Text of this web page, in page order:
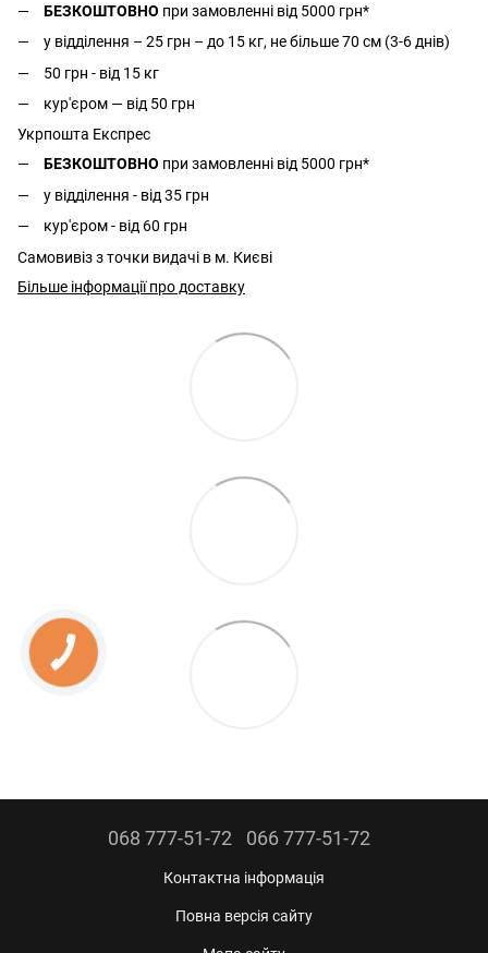
БЕЗКОШТОВНО при замовленні від 5000 грн*
у відділення – 25 грн – до 15 кг, не більше 70 см (3-6 днів)
50 грн - від 15 кг
кур'єром — від 50 грн
Укрпошта Експрес
БЕЗКОШТОВНО при замовленні від 5000 грн*
у відділення - від 35 грн
кур'єром - від 60 грн
Самовивіз з точки видачі в м. Києві
Більше інформації про доставку
068 777-51-72 066 777-51-72
Контактна інформація
Повна версія сайту
КНОПКА
ЗВ'ЯЗКУ